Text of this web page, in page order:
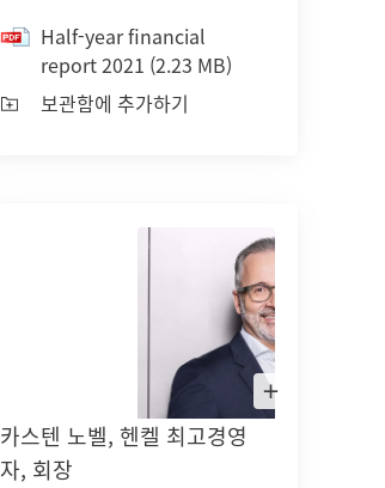
Half-year financial
report 2021 (2.23 MB)
보관함에 추가하기
라
이
트
카스텐 노벨, 헨켈 최고경영
자, 회장